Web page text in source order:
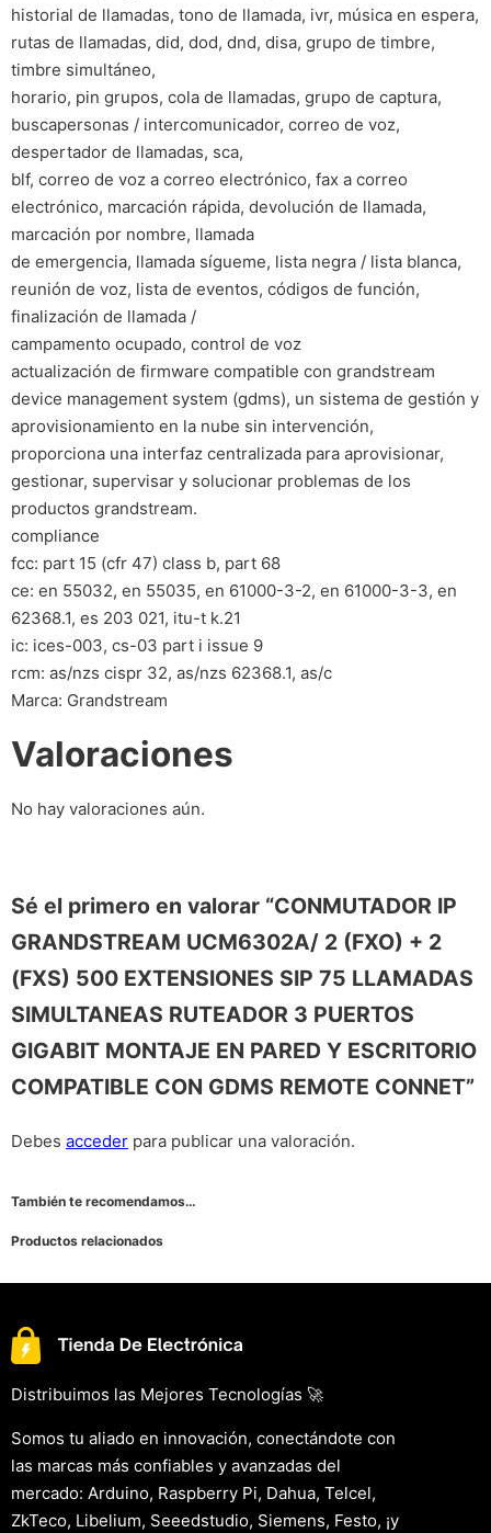
historial de llamadas, tono de llamada, ivr, música en espera,
rutas de llamadas, did, dod, dnd, disa, grupo de timbre,
timbre simultáneo,
horario, pin grupos, cola de llamadas, grupo de captura,
buscapersonas / intercomunicador, correo de voz,
despertador de llamadas, sca,
blf, correo de voz a correo electrónico, fax a correo
electrónico, marcación rápida, devolución de llamada,
marcación por nombre, llamada
de emergencia, llamada sígueme, lista negra / lista blanca,
reunión de voz, lista de eventos, códigos de función,
finalización de llamada /
campamento ocupado, control de voz
actualización de firmware compatible con grandstream
device management system (gdms), un sistema de gestión y
aprovisionamiento en la nube sin intervención,
proporciona una interfaz centralizada para aprovisionar,
gestionar, supervisar y solucionar problemas de los
productos grandstream.
compliance
fcc: part 15 (cfr 47) class b, part 68
ce: en 55032, en 55035, en 61000-3-2, en 61000-3-3, en
62368.1, es 203 021, itu-t k.21
ic: ices-003, cs-03 part i issue 9
rcm: as/nzs cispr 32, as/nzs 62368.1, as/c
Marca: Grandstream
Valoraciones
No hay valoraciones aún.
Sé el primero en valorar “CONMUTADOR IP
GRANDSTREAM UCM6302A/ 2 (FXO) + 2
(FXS) 500 EXTENSIONES SIP 75 LLAMADAS
SIMULTANEAS RUTEADOR 3 PUERTOS
GIGABIT MONTAJE EN PARED Y ESCRITORIO
COMPATIBLE CON GDMS REMOTE CONNET”
Debes acceder para publicar una valoración.
También te recomendamos…
Productos relacionados
Distribuimos las Mejores Tecnologías 🚀
Somos tu aliado en innovación, conectándote con
las marcas más confiables y avanzadas del
mercado: Arduino, Raspberry Pi, Dahua, Telcel,
ZkTeco, Libelium, Seeedstudio, Siemens, Festo, ¡y